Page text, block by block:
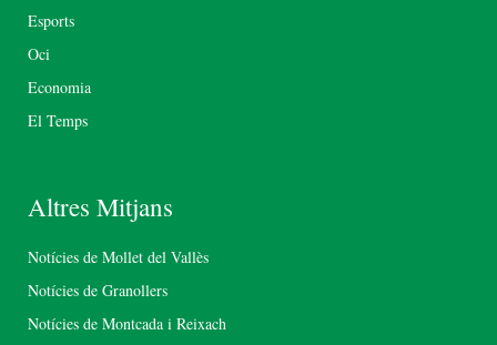
Esports
Oci
Economia
El Temps
Altres Mitjans
Notícies de Mollet del Vallès
Notícies de Granollers
Notícies de Montcada i Reixach